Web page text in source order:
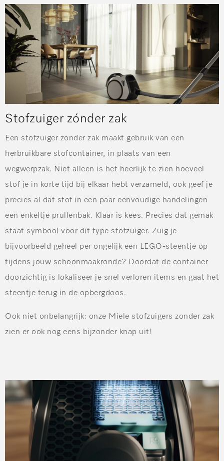
Stofzuiger zónder zak
Een stofzuiger zonder zak maakt gebruik van een
herbruikbare stofcontainer, in plaats van een
wegwerpzak. Niet alleen is het heerlijk te zien hoeveel
stof je in korte tijd bij elkaar hebt verzameld, ook geef je
precies al dat stof in een paar eenvoudige handelingen
een enkeltje prullenbak. Klaar is kees. Precies dat gemak
staat symbool voor dit type stofzuiger. Zuig je
bijvoorbeeld geheel per ongelijk een LEGO-steentje op
tijdens jouw schoonmaakronde? Doordat de container
doorzichtig is lokaliseer je snel verloren items en gaat het
steentje terug in de opbergdoos.
Ook niet onbelangrijk: onze Miele stofzuigers zonder zak
zien er ook nog eens bijzonder knap uit!